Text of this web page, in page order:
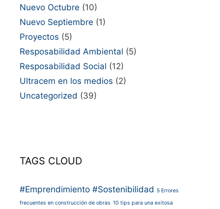
Nuevo Octubre (10)
Nuevo Septiembre (1)
Proyectos (5)
Resposabilidad Ambiental (5)
Resposabilidad Social (12)
Ultracem en los medios (2)
Uncategorized (39)
TAGS CLOUD
#Emprendimiento #Sostenibilidad 5 Errores
frecuentes en construcción de obras 10 tips para una exitosa